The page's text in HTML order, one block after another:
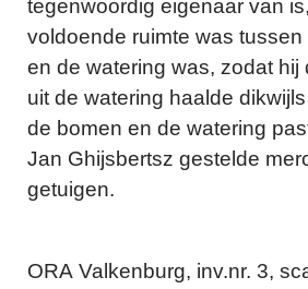
tegenwoordig eigenaar van
voldoende ruimte was
en de watering was, zodat hij
uit de watering haalde
de bomen en de watering
Jan Ghijsbertsz gestelde
getuigen.
ORA Valkenburg, inv.nr. 3,